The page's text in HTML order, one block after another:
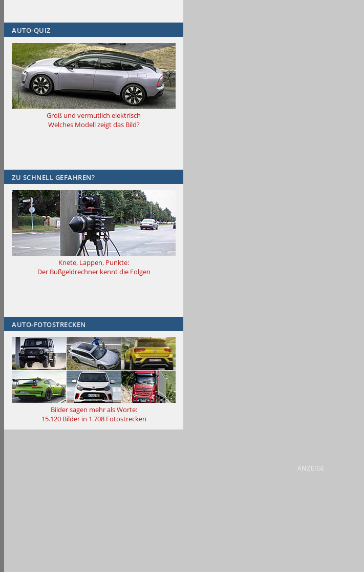
AUTO-QUIZ
Groß und vermutlich elektrisch
Welches Modell zeigt das Bild?
ZU SCHNELL GEFAHREN?
Knete, Lappen, Punkte:
Der Bußgeldrechner kennt die Folgen
AUTO-FOTOSTRECKEN
Bilder sagen mehr als Worte:
15.120 Bilder in 1.708 Fotostrecken
ANZEIGE